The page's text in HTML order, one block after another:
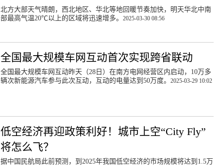
北方大部天气晴朗，西北地区、华北等地回暖节奏加快，明天华北中南
部最高气温20℃以上的区域将迅速增多。2025-03-30 08:56
全国最大规模车网互动首次实现跨省联动
全国最大规模车网互动昨天（28日）在南方电网经营区内启动，10万多
辆次新能源汽车参与此次互动，互动的电量达到50万度。2025-03-29 10:02
低空经济再迎政策利好！城市上空“City Fly”
将怎么飞？
据中国民航局此前预测，到2025年我国低空经济的市场规模将达到1.5万